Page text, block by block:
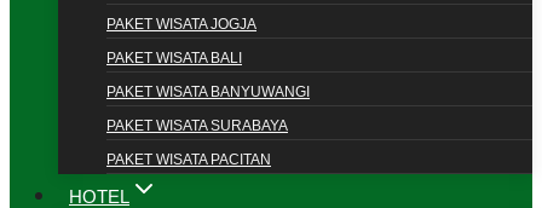
PAKET WISATA JOGJA
PAKET WISATA BALI
PAKET WISATA BANYUWANGI
PAKET WISATA SURABAYA
PAKET WISATA PACITAN
HOTEL